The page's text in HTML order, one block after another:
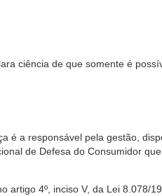
ciência de que somente é
é a responsável pela gestão,
de Defesa do Consumidor
4º, inciso V, da Lei 8.078/